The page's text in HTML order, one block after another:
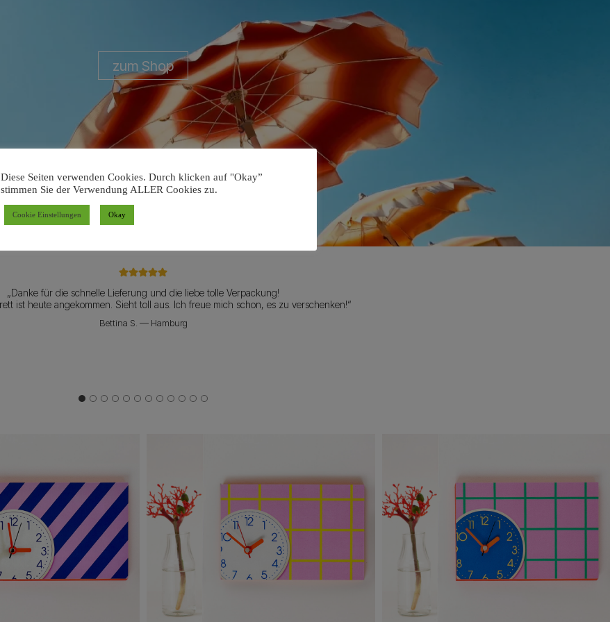
zum Shop
„Ich habe einen äußerst freundlichen Kundenservice erlebt.“
Mikołaj S. — Warschau
Diese Seiten verwenden Cookies. Durch klicken auf "Okay”
stimmen Sie der Verwendung ALLER Cookies zu.
Cookie Einstellungen Okay